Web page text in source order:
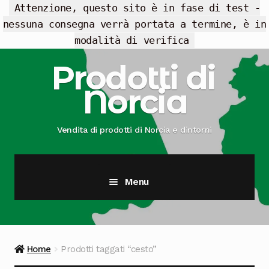
Attenzione, questo sito è in fase di test -
nessuna consegna verrà portata a termine, è in
modalità di verifica
navigazione
contenutoProdotti di
Norcia
Vendita di prodotti di Norcia e dintorni
Menu
Home Prodotti taggati “cesto”